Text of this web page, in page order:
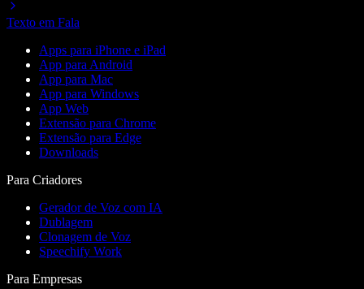
Texto em Fala
Apps para iPhone e iPad
App para Android
App para Mac
App para Windows
App Web
Extensão para Chrome
Extensão para Edge
Downloads
Para Criadores
Gerador de Voz com IA
Dublagem
Clonagem de Voz
Speechify Work
Para Empresas